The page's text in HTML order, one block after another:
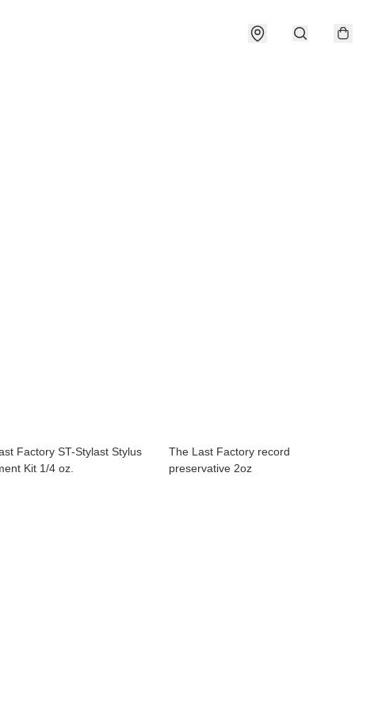
Factory ST-Stylast Stylus
Kit 1/4 oz.
The Last Factory record
preservative 2oz